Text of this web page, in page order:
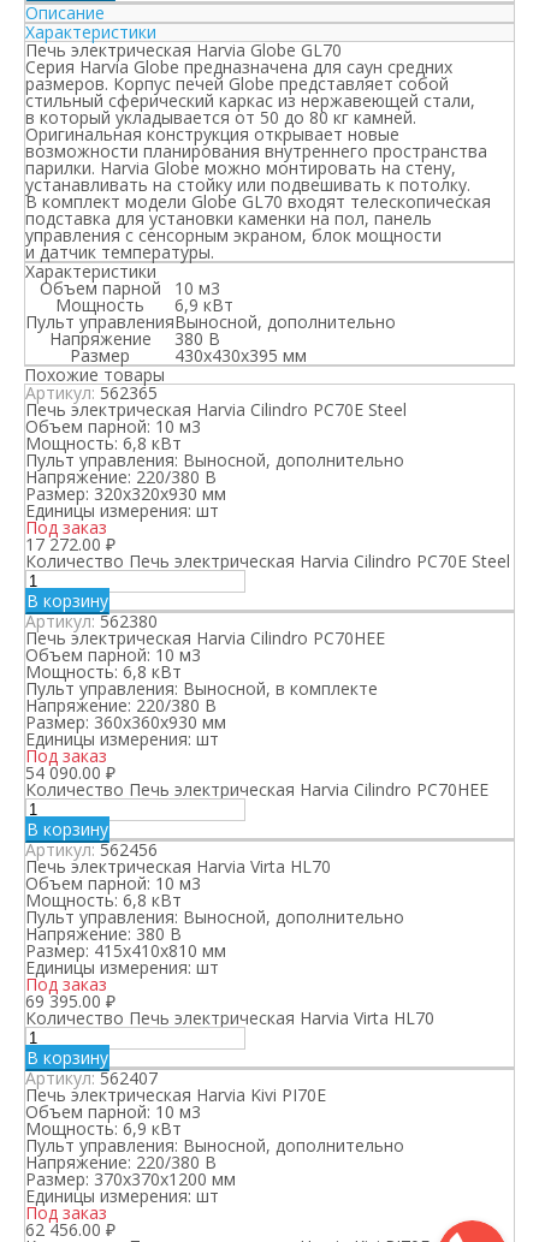
Описание
Характеристики
Печь электрическая Harvia Globe GL70
Серия Harvia Globe предназначена для саун средних
размеров. Корпус печей Globe представляет собой
стильный сферический каркас из нержавеющей стали,
в который укладывается от 50 до 80 кг камней.
Оригинальная конструкция открывает новые
возможности планирования внутреннего пространства
парилки. Harvia Globe можно монтировать на стену,
устанавливать на стойку или подвешивать к потолку.
В комплект модели Globe GL70 входят телескопическая
подставка для установки каменки на пол, панель
управления с сенсорным экраном, блок мощности
и датчик температуры.
Характеристики
Объем парной 10 м3
Мощность 6,9 кВт
Пульт управленияВыносной, дополнительно
Напряжение 380 В
Размер
430х430х395 мм
Похожие товары
Артикул:562365
Печь электрическая Harvia Cilindro PC70E Steel
Объем парной: 10 м3
Мощность: 6,8 кВт
Пульт управления: Выносной, дополнительно
Напряжение: 220/380 В
Размер: 320x320x930 мм
Единицы измерения: шт
Под заказ
17 272.00 ₽
Количество Печь электрическая Harvia Cilindro PC70E Steel
В корзину
Артикул:562380
Печь электрическая Harvia Cilindro PC70HEE
Объем парной: 10 м3
Мощность: 6,8 кВт
Пульт управления: Выносной, в комплекте
Напряжение: 220/380 В
Размер: 360x360x930 мм
Единицы измерения: шт
Под заказ
54 090.00 ₽
Количество Печь электрическая Harvia Cilindro PC70HEE
В корзину
Артикул:562456
Печь электрическая Harvia Virta HL70
Объем парной: 10 м3
Мощность: 6,8 кВт
Пульт управления: Выносной, дополнительно
Напряжение: 380 В
Размер: 415x410x810 мм
Единицы измерения: шт
Под заказ
69 395.00 ₽
Количество Печь электрическая Harvia Virta HL70
В корзину
Артикул:562407
Печь электрическая Harvia Kivi PI70E
Объем парной: 10 м3
Мощность: 6,9 кВт
Пульт управления: Выносной, дополнительно
Напряжение: 220/380 В
Размер: 370x370x1200 мм
Единицы измерения: шт
Под заказ
62 456.00 ₽